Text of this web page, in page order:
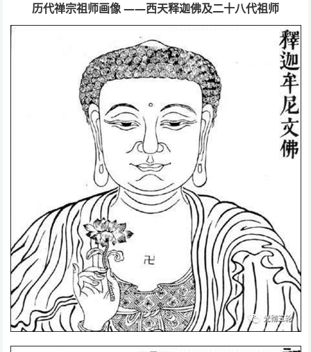
历代禅宗祖师画像 ——西天释迦佛及二十八代祖师